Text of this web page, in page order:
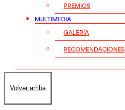
PREMIOS
MULTIMEDIA
GALERÍA
RECOMENDACIONES
Volver arriba